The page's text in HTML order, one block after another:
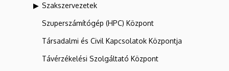
Szakszervezetek
Szuperszámítógép (HPC) Központ
Társadalmi és Civil Kapcsolatok Központja
Távérzékelési Szolgáltató Központ